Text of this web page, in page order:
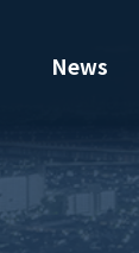
News